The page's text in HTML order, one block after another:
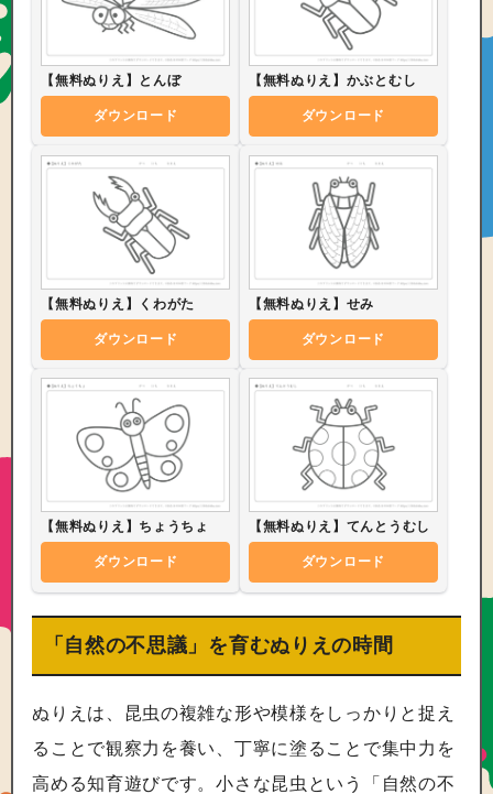
【無料ぬりえ】とんぼ
ダウンロード
【無料ぬりえ】かぶとむし
ダウンロード
【無料ぬりえ】くわがた
ダウンロード
【無料ぬりえ】せみ
ダウンロード
【無料ぬりえ】ちょうちょ
ダウンロード
【無料ぬりえ】てんとうむし
ダウンロード
「自然の不思議」を育むぬりえの時間
ぬりえは、昆虫の複雑な形や模様をしっかりと捉え
ることで観察力を養い、丁寧に塗ることで集中力を
高める知育遊びです。小さな昆虫という「自然の不